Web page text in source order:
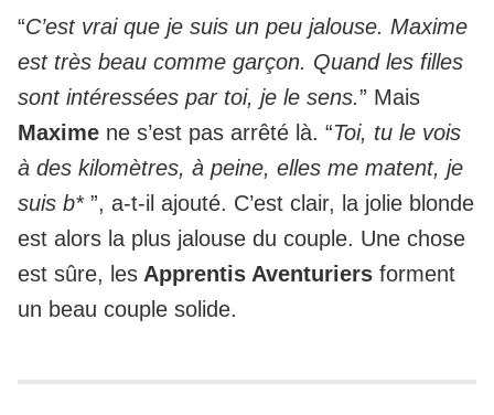
“C’est vrai que je suis un peu jalouse. Maxime
est très beau comme garçon. Quand les filles
sont intéressées par toi, je le sens.” Mais
Maxime ne s’est pas arrêté là. “Toi, tu le vois
à des kilomètres, à peine, elles me matent, je
suis b* ”, a-t-il ajouté. C’est clair, la jolie blonde
est alors la plus jalouse du couple. Une chose
est sûre, les Apprentis Aventuriers forment
un beau couple solide.